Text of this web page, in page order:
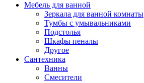
Мебель для ванной
Зеркала для ванной комнаты
Тумбы с умывальниками
Подстолья
Шкафы пеналы
Другое
Сантехника
Ванны
Смесители